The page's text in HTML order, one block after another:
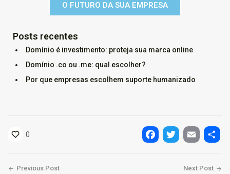
O FUTURO DA SUA EMPRESA
Posts recentes
Domínio é investimento: proteja sua marca online
Domínio .co ou .me: qual escolher?
Por que empresas escolhem suporte humanizado
0
Previous Post Next Post